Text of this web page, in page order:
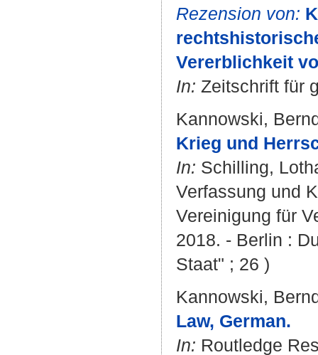
Rezension von:
Vererblichkeit
In: Zeitschrift für
Kannowski,
Krieg und
In: Schilling,
Verfassung und
Vereinigung für
2018. - Berlin :
Staat" ; 26 )
Kannowski,
Law, German.
In: Routledge